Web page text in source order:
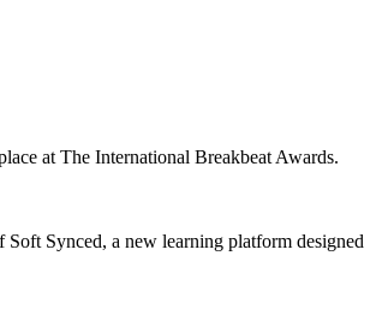
at The International Breakbeat Awards.
Synced, a new learning platform designed